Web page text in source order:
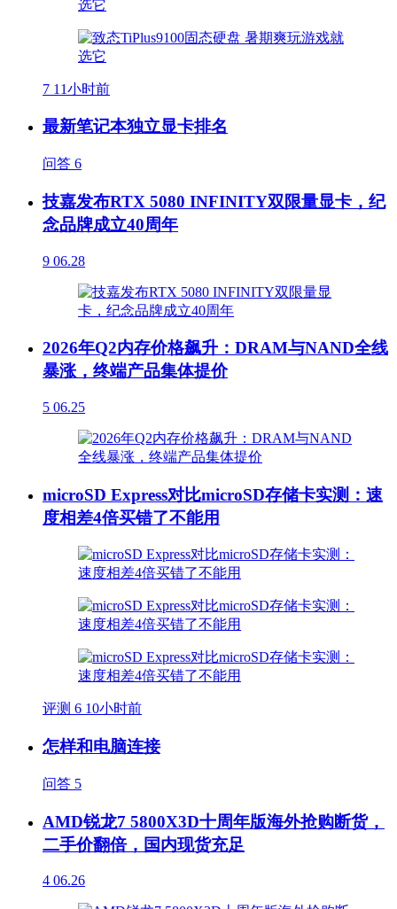
7 11小时前
最新笔记本独立显卡排名
问答 6
技嘉发布RTX 5080 INFINITY双限量显卡，纪
念品牌成立40周年
9 06.28
2026年Q2内存价格飙升：DRAM与NAND全线
暴涨，终端产品集体提价
5 06.25
microSD Express对比microSD存储卡实测：速
度相差4倍买错了不能用
评测 6 10小时前
怎样和电脑连接
问答 5
AMD锐龙7 5800X3D十周年版海外抢购断货，
二手价翻倍，国内现货充足
4 06.26